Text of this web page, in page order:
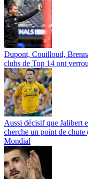
Dupont, Couilloud,
clubs de Top 14 ont
Aussi décisif que Jalibert
cherche un point de
Mondial